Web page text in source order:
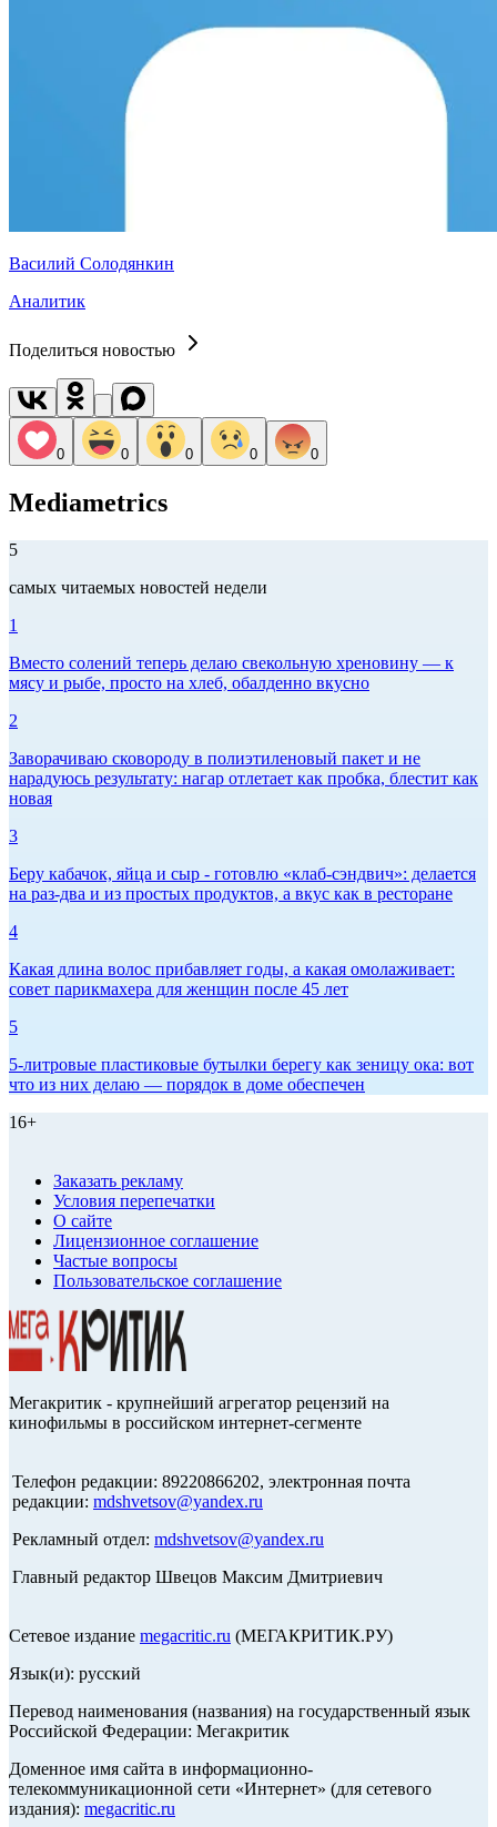
Василий Солодянкин
Аналитик
Поделиться новостью
0 0 0 0 0
Mediametrics
5
самых читаемых новостей недели
1
Вместо солений теперь делаю свекольную хреновину — к
мясу и рыбе, просто на хлеб, обалденно вкусно
2
Заворачиваю сковороду в полиэтиленовый пакет и не
нарадуюсь результату: нагар отлетает как пробка, блестит как
новая
3
Беру кабачок, яйца и сыр - готовлю «клаб-сэндвич»: делается
на раз-два и из простых продуктов, а вкус как в ресторане
4
Какая длина волос прибавляет годы, а какая омолаживает:
совет парикмахера для женщин после 45 лет
5
5-литровые пластиковые бутылки берегу как зеницу ока: вот
что из них делаю — порядок в доме обеспечен
16+
Заказать рекламу
Условия перепечатки
О сайте
Лицензионное соглашение
Частые вопросы
Пользовательское соглашение
Мегакритик - крупнейший агрегатор рецензий на
кинофильмы в российском интернет-сегменте
Телефон редакции: 89220866202, электронная почта
редакции: mdshvetsov@yandex.ru
Рекламный отдел: mdshvetsov@yandex.ru
Главный редактор Швецов Максим Дмитриевич
Сетевое издание megacritic.ru (МЕГАКРИТИК.РУ)
Язык(и): русский
Перевод наименования (названия) на государственный язык
Российской Федерации: Мегакритик
Доменное имя сайта в информационно-
телекоммуникационной сети «Интернет» (для сетевого
издания): megacritic.ru